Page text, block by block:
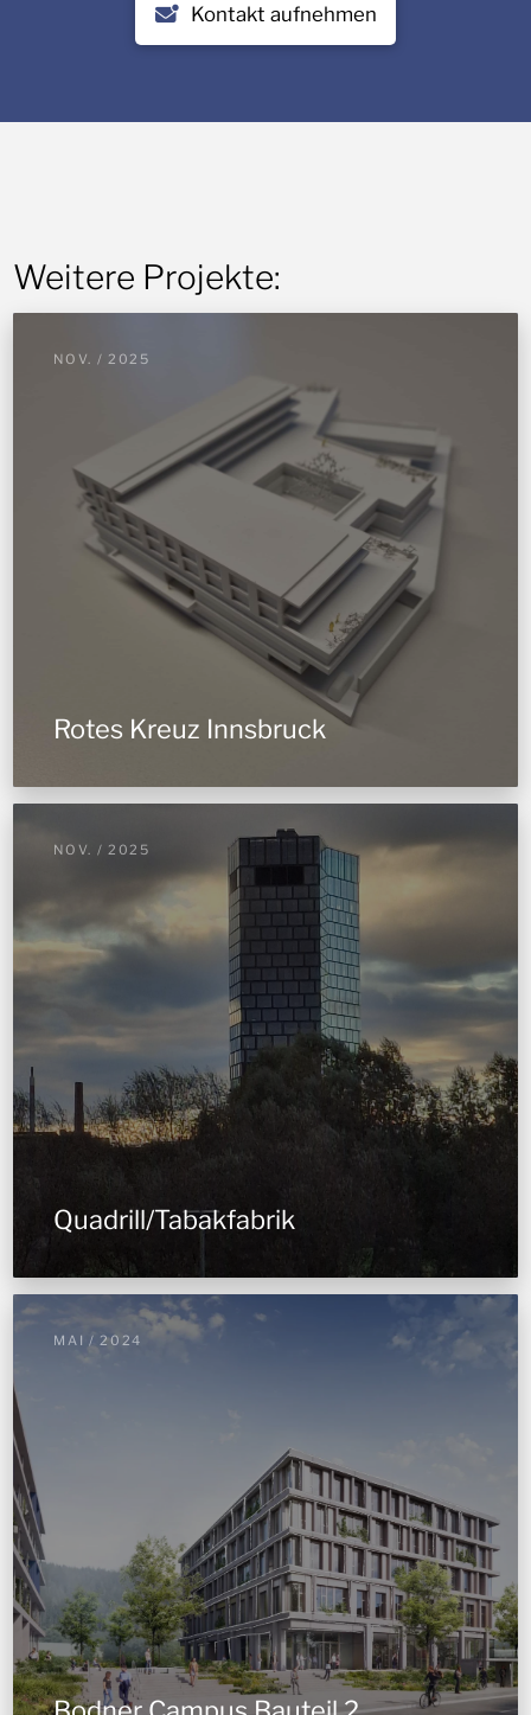
Kontakt aufnehmen
Weitere Projekte:
NOV. / 2025
Rotes Kreuz Innsbruck
NOV. / 2025
Quadrill/Tabakfabrik
MAI / 2024